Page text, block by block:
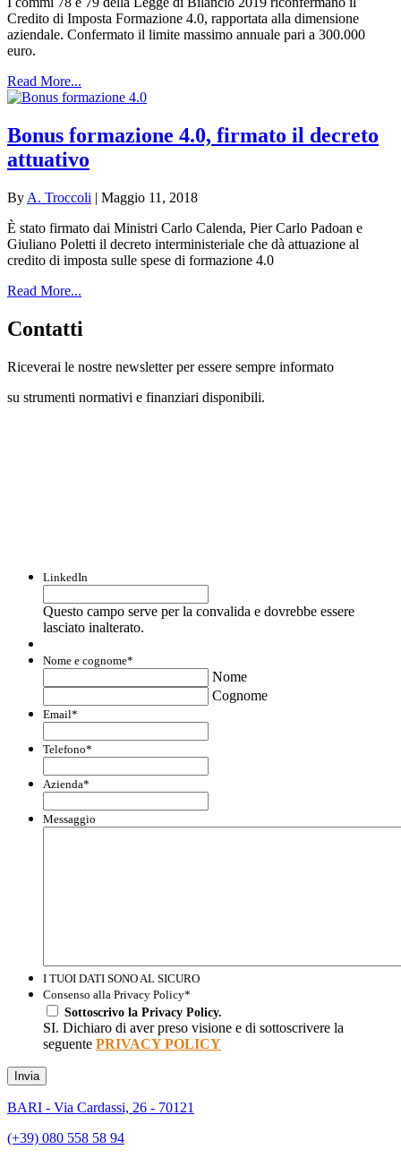
Credito di Imposta Formazione 4.0, rapportata alla dimensione
aziendale. Confermato il limite massimo annuale pari a 300.000
euro.
Read More...
Bonus formazione 4.0, firmato il decreto
attuativo
By A. Troccoli | Maggio 11, 2018
È stato firmato dai Ministri Carlo Calenda, Pier Carlo Padoan e
Giuliano Poletti il decreto interministeriale che dà attuazione al
credito di imposta sulle spese di formazione 4.0
Read More...
Contatti
Riceverai le nostre newsletter per essere sempre informato
su strumenti normativi e finanziari disponibili.
LinkedIn
Questo campo serve per la convalida e dovrebbe essere
lasciato inalterato.
Nome e cognome*
Nome
Cognome
Email*
Telefono*
Azienda*
Messaggio
I TUOI DATI SONO AL SICURO
Consenso alla Privacy Policy*
Sottoscrivo la Privacy Policy.
SI. Dichiaro di aver preso visione e di sottoscrivere la
seguente PRIVACY POLICY
Invia
BARI - Via Cardassi, 26 - 70121
(+39) 080 558 58 94